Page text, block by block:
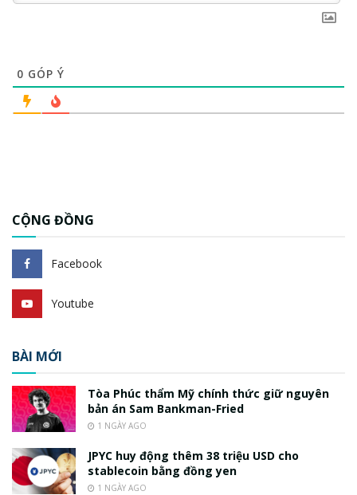
0 GÓP Ý
CỘNG ĐỒNG
Facebook
Youtube
BÀI MỚI
Tòa Phúc thẩm Mỹ chính thức giữ nguyên
bản án Sam Bankman-Fried
1 NGÀY AGO
JPYC huy động thêm 38 triệu USD cho
stablecoin bằng đồng yen
1 NGÀY AGO